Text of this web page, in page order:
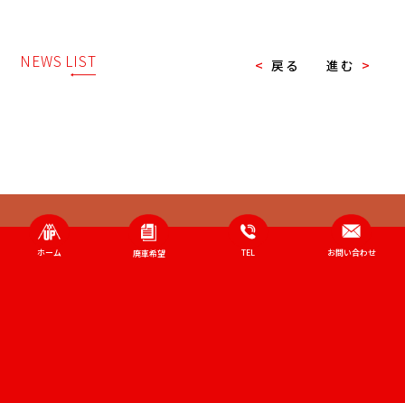
ホーム 廃車希望 TEL お問い合わせ
NEWS LIST < 戻る 進む >